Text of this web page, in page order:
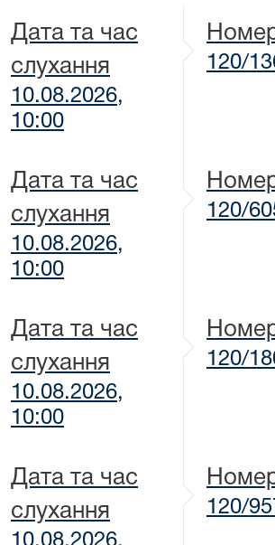
Дата та час
слухання
10.08.2026,
10:00
120/
Дата та час
слухання
10.08.2026,
10:00
120/
Дата та час
слухання
10.08.2026,
10:00
120/
Дата та час
слухання
120/